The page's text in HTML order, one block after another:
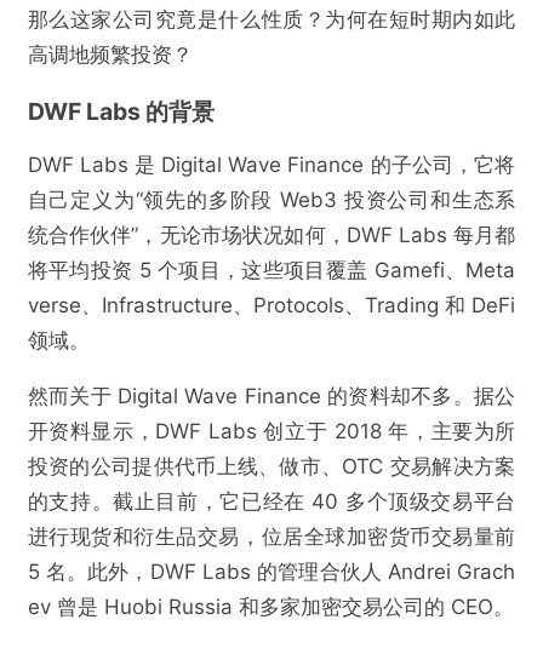
那么这家公司究竟是什么性质？为何在短时期内如此
高调地频繁投资？
DWF Labs 的背景
DWF Labs 是 Digital Wave Finance 的子公司，它将
自己定义为“领先的多阶段 Web3 投资公司和生态系
统合作伙伴”，无论市场状况如何，DWF Labs 每月都
将平均投资 5 个项目，这些项目覆盖 Gamefi、Meta
verse、Infrastructure、Protocols、Trading 和 DeFi
领域。
然而关于 Digital Wave Finance 的资料却不多。据公
开资料显示，DWF Labs 创立于 2018 年，主要为所
投资的公司提供代币上线、做市、OTC 交易解决方案
的支持。截止目前，它已经在 40 多个顶级交易平台
进行现货和衍生品交易，位居全球加密货币交易量前
5 名。此外，DWF Labs 的管理合伙人 Andrei Grach
ev 曾是 Huobi Russia 和多家加密交易公司的 CEO。